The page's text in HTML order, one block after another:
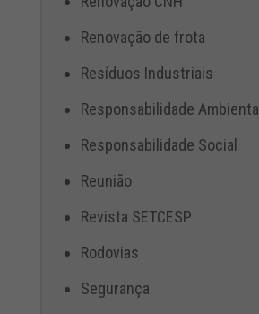
Renovação de frota
Resíduos Industriais
Responsabilidade Ambiental
Responsabilidade Social
Reunião
Revista SETCESP
Rodovias
Segurança